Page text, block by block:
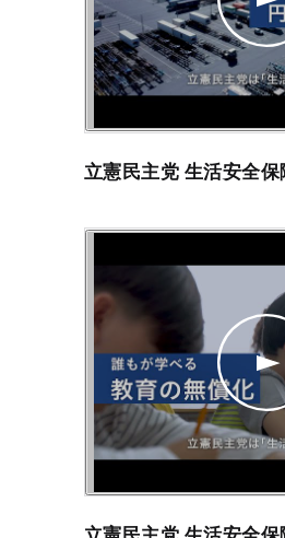
立憲民主党 生活安全